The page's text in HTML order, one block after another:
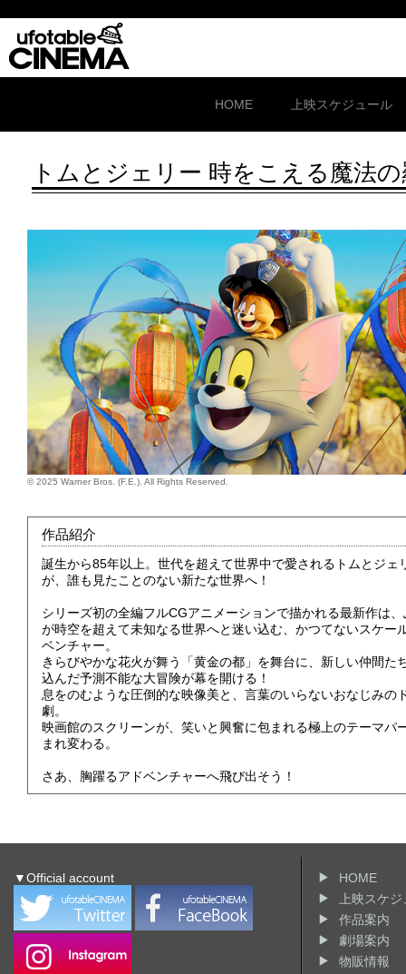
HOME 上映スケジュール
トムとジェリー 時をこえる魔法
© 2025 Warner Bros. (F.E.). All Rights Reserved.
作品紹介
誕生から85年以上。世代を超えて世界中で愛されるトムとジェ
が、誰も見たことのない新たな世界へ！
シリーズ初の全編フルCGアニメーションで描かれる最新作は
が時空を超えて未知なる世界へと迷い込む、かつてないスケー
ベンチャー。
きらびやかな花火が舞う「黄金の都」を舞台に、新しい仲間た
込んだ予測不能な大冒険が幕を開ける！
息をのむような圧倒的な映像美と、言葉のいらないおなじみの
劇。
映画館のスクリーンが、笑いと興奮に包まれる極上のテーマパ
まれ変わる。
さあ、胸躍るアドベンチャーへ飛び出そう！
▼Official account
HOME
上映スケ
作品案内
劇場案内
物販情報